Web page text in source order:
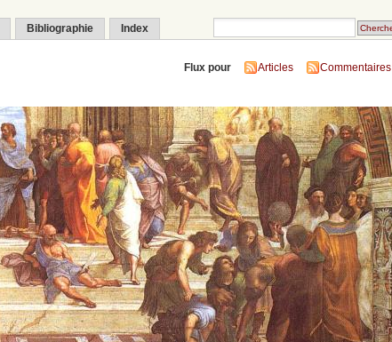
Bibliographie Index
Flux pour Articles Commentaires